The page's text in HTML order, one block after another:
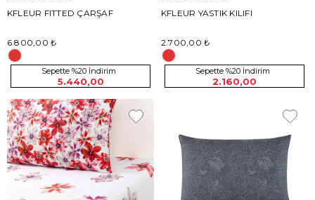
KFLEUR FITTED ÇARŞAF
6.800,00 ₺
Sepette %20 İndirim
5.440,00
KFLEUR YASTIK KILIFI
2.700,00 ₺
Sepette %20 İndirim
2.160,00